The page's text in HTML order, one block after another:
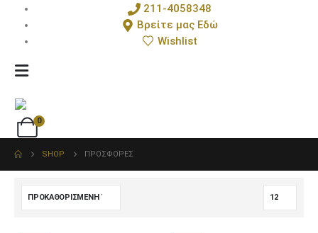
211-4058348
Βρείτε μας Εδώ
Wishlist
0
SHOP ΠΡΟΣΦΟΡΈΣ